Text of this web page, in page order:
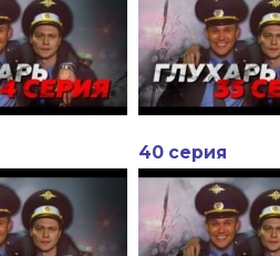
40 серия